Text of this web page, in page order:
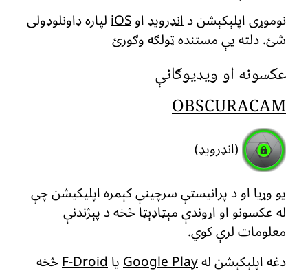
نوموړی اپلېکېشن د انډرویډ او iOS لپاره ډاونلوډولی
شئ. دلته یې مستنده ټولګه وګورئ
عکسونه او ویډیوګانې
OBSCURACAM
(انډرویډ)
یو وړیا او د پرانیستې سرچینې کېمره اپلیکیشن چې
له عکسونو او اړوندې مېټاډېټا څخه د پېژندنې
معلومات لرې کوي.
دغه اپلېکېشن لهGoogle Play یا F-Droid څخه